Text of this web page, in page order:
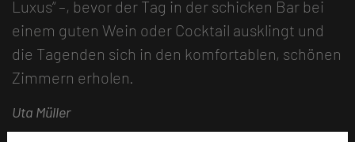
Luxus“ –, bevor der Tag in der schicken Bar bei
einem guten Wein oder Cocktail ausklingt und
die Tagenden sich in den komfortablen, schönen
Zimmern erholen.
Uta Müller